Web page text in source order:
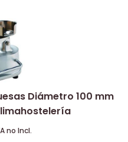
Diámetro 100 mm
no Incl.